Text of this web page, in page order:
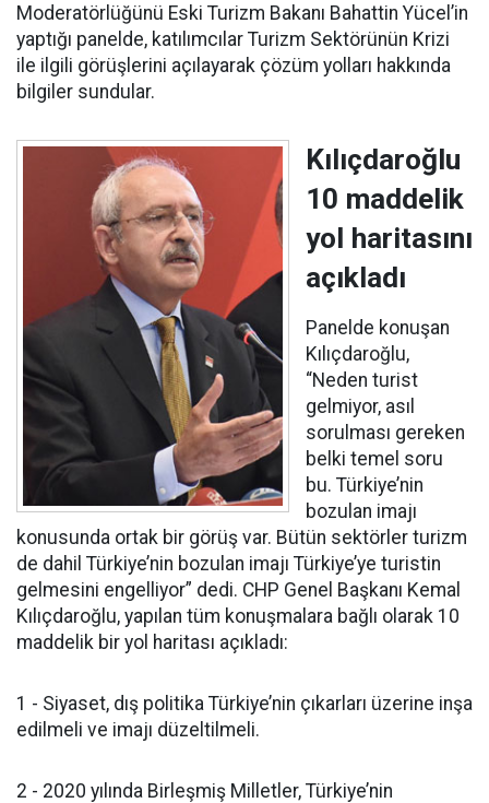
Moderatörlüğünü Eski Turizm Bakanı Bahattin Yücel’in
yaptığı panelde, katılımcılar Turizm Sektörünün Krizi
ile ilgili görüşlerini açılayarak çözüm yolları hakkında
bilgiler sundular.
Kılıçdaroğlu
10 maddelik
yol haritasını
açıkladı
Panelde konuşan
Kılıçdaroğlu,
“Neden turist
gelmiyor, asıl
sorulması gereken
belki temel soru
bu. Türkiye’nin
bozulan imajı
konusunda ortak bir görüş var. Bütün sektörler turizm
de dahil Türkiye’nin bozulan imajı Türkiye’ye turistin
gelmesini engelliyor” dedi. CHP Genel Başkanı Kemal
Kılıçdaroğlu, yapılan tüm konuşmalara bağlı olarak 10
maddelik bir yol haritası açıkladı:
1 - Siyaset, dış politika Türkiye’nin çıkarları üzerine inşa
edilmeli ve imajı düzeltilmeli.
2 - 2020 yılında Birleşmiş Milletler, Türkiye’nin